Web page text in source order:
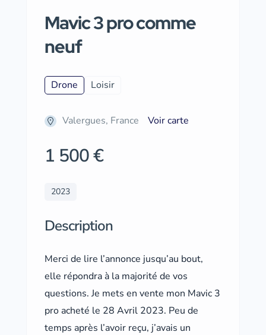
Mavic 3 pro comme
neuf
Drone Loisir
Valergues, France Voir carte
1 500 €
2023
Description
Merci de lire l’annonce jusqu’au bout,
elle répondra à la majorité de vos
questions. Je mets en vente mon Mavic 3
pro acheté le 28 Avril 2023. Peu de
temps après l’avoir reçu, j’avais un